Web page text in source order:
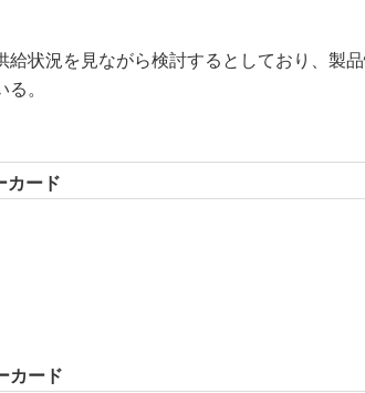
給状況を見ながら検討するとしており、製
。
カード
カード